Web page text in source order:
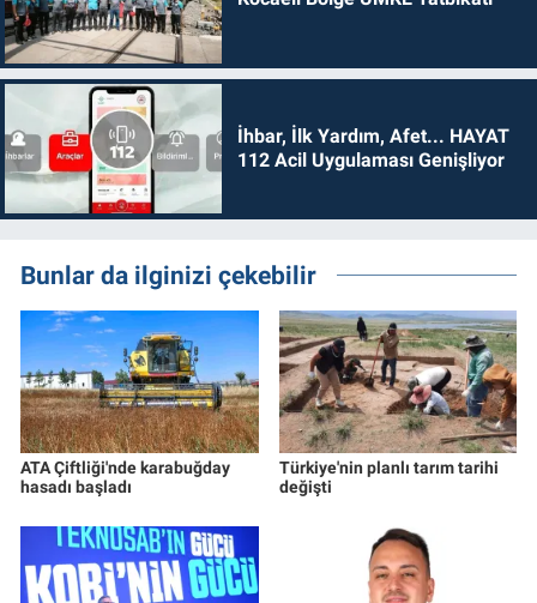
İhbar, İlk Yardım, Afet... HAYAT
112 Acil Uygulaması Genişliyor
Bunlar da ilginizi çekebilir
ATA Çiftliği'nde karabuğday
hasadı başladı
Türkiye'nin planlı tarım tarihi
değişti